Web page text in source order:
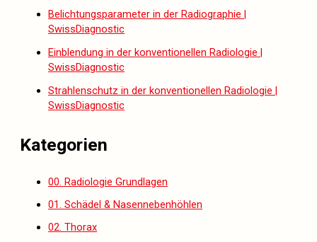
Belichtungsparameter in der Radiographie |
SwissDiagnostic
Einblendung in der konventionellen Radiologie |
SwissDiagnostic
Strahlenschutz in der konventionellen Radiologie |
SwissDiagnostic
Kategorien
00. Radiologie Grundlagen
01. Schädel & Nasennebenhöhlen
02. Thorax